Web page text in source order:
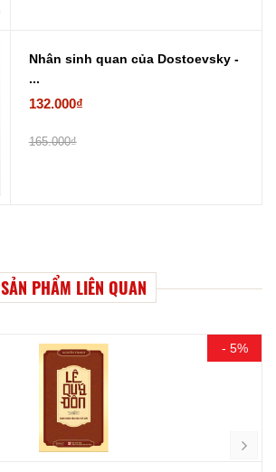
Nhân sinh quan của Dostoevsky -
...
132.000₫
165.000₫
SẢN PHẨM LIÊN QUAN
- 5%